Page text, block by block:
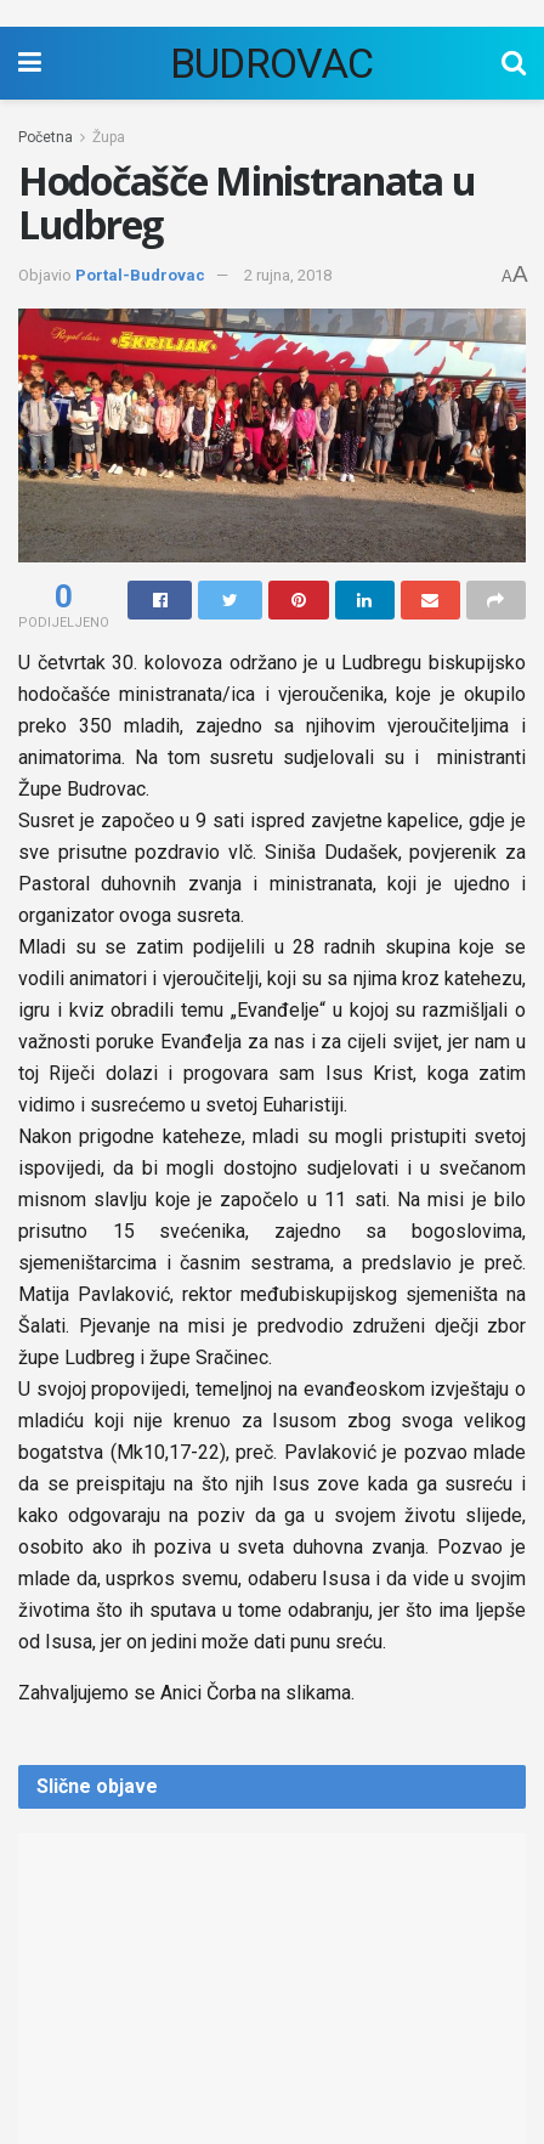
BUDROVAC
Početna Župa
Hodočašče Ministranata u
Ludbreg
Objavio Portal-Budrovac 2 rujna, 2018 AA
0
PODIJELJENO
U četvrtak 30. kolovoza održano je u Ludbregu biskupijsko
hodočašće ministranata/ica i vjeroučenika, koje je okupilo
preko 350 mladih, zajedno sa njihovim vjeroučiteljima i
animatorima. Na tom susretu sudjelovali su i ministranti
Župe Budrovac.
Susret je započeo u 9 sati ispred zavjetne kapelice, gdje je
sve prisutne pozdravio vlč. Siniša Dudašek, povjerenik za
Pastoral duhovnih zvanja i ministranata, koji je ujedno i
organizator ovoga susreta.
Mladi su se zatim podijelili u 28 radnih skupina koje se
vodili animatori i vjeroučitelji, koji su sa njima kroz katehezu,
igru i kviz obradili temu „Evanđelje“ u kojoj su razmišljali o
važnosti poruke Evanđelja za nas i za cijeli svijet, jer nam u
toj Riječi dolazi i progovara sam Isus Krist, koga zatim
vidimo i susrećemo u svetoj Euharistiji.
Nakon prigodne kateheze, mladi su mogli pristupiti svetoj
ispovijedi, da bi mogli dostojno sudjelovati i u svečanom
misnom slavlju koje je započelo u 11 sati. Na misi je bilo
prisutno 15 svećenika, zajedno sa bogoslovima,
sjemeništarcima i časnim sestrama, a predslavio je preč.
Matija Pavlaković, rektor međubiskupijskog sjemeništa na
Šalati. Pjevanje na misi je predvodio združeni dječji zbor
župe Ludbreg i župe Sračinec.
U svojoj propovijedi, temeljnoj na evanđeoskom izvještaju o
mladiću koji nije krenuo za Isusom zbog svoga velikog
bogatstva (Mk10,17-22), preč. Pavlaković je pozvao mlade
da se preispitaju na što njih Isus zove kada ga susreću i
kako odgovaraju na poziv da ga u svojem životu slijede,
osobito ako ih poziva u sveta duhovna zvanja. Pozvao je
mlade da, usprkos svemu, odaberu Isusa i da vide u svojim
životima što ih sputava u tome odabranju, jer što ima ljepše
od Isusa, jer on jedini može dati punu sreću.
Zahvaljujemo se Anici Čorba na slikama.
Slične objave